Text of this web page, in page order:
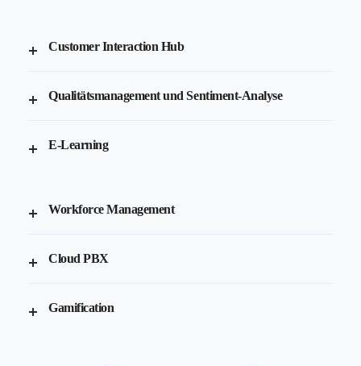
Customer Interaction Hub
Qualitätsmanagement und Sentiment-Analyse
E-Learning
Workforce Management
Cloud PBX
Gamification